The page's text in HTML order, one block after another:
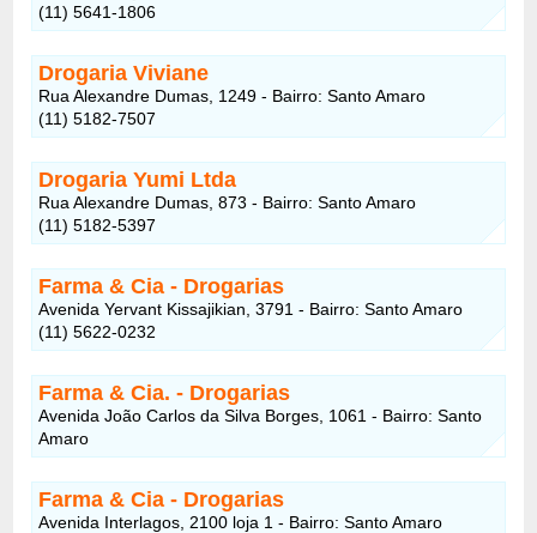
(11) 5641-1806
Drogaria Viviane
Rua Alexandre Dumas, 1249 - Bairro: Santo Amaro
(11) 5182-7507
Drogaria Yumi Ltda
Rua Alexandre Dumas, 873 - Bairro: Santo Amaro
(11) 5182-5397
Farma & Cia - Drogarias
Avenida Yervant Kissajikian, 3791 - Bairro: Santo Amaro
(11) 5622-0232
Farma & Cia. - Drogarias
Avenida João Carlos da Silva Borges, 1061 - Bairro: Santo
Amaro
Farma & Cia - Drogarias
Avenida Interlagos, 2100 loja 1 - Bairro: Santo Amaro